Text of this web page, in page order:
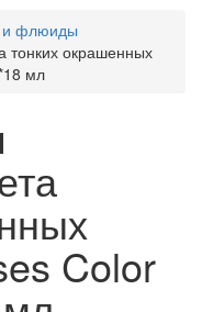
и флюиды
тонких окрашенных
мл
Color